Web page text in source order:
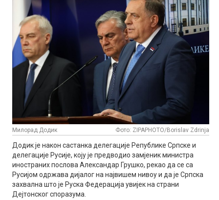
Милорад Додик Фото: ZIPAPHOTO/Borislav Zdrinja
Додик је након састанка делегације Републике Српске и
делегације Русије, коју је предводио замјеник министра
иностраних послова Александар Грушко, рекао да се са
Русијом одржава дијалог на највишем нивоу и да је Српска
захвална што је Руска Федерација увијек на страни
Дејтонског споразума.